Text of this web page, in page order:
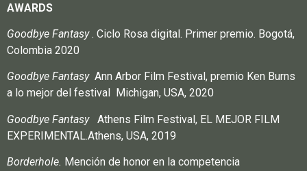
AWARDS
Goodbye Fantasy. Ciclo Rosa digital. Primer premio. Bogotá,
Colombia 2020
Goodbye FantasyAnn Arbor Film Festival, premio Ken Burns
a lo mejor del festival Michigan, USA, 2020
Goodbye FantasyAthens Film Festival, EL MEJOR FILM
EXPERIMENTAL.Athens, USA, 2019
Borderhole. Mención de honor en la competencia